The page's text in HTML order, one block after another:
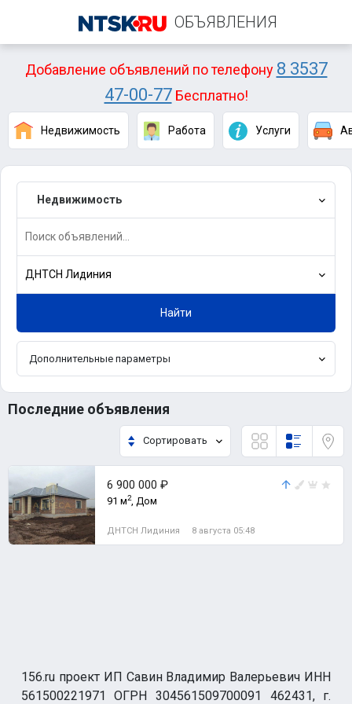
ОБЪЯВЛЕНИЯ
Добавление объявлений по телефону 8 3537
47-00-77Бесплатно!
Недвижимость Работа Услуги
Недвижимость
ДНТСН Лидиния
Найти
Дополнительные параметры
Последние объявления
Сортировать
6 900 000 ₽
91 м2, Дом
ДНТСН Лидиния 8 августа 05:48
156.ru проект ИП Савин Владимир Валерьевич ИНН
561500221971 ОГРН 304561509700091 462431, г.